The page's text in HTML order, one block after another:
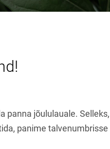
panna jõululauale. Selleks,
panime talvenumbrisse